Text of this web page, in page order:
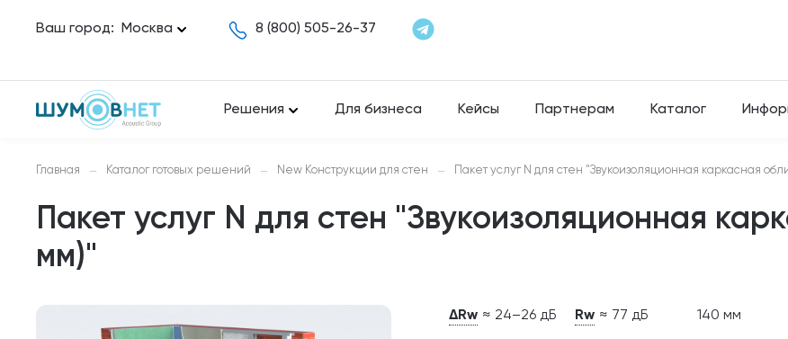
Ваш город: Москва 8 (800) 505-26-37
Решения Для бизнеса Кейсы Партнерам Каталог
Главная — Каталог готовых решений — New Конструкции для стен — Пакет услуг N для стен "Звукоизоляционная каркасная
Пакет услуг N для стен "Звукоизоляционная
мм)"
ΔRw ≈ 24–26 дБ Rw ≈ 77 дБ 140 мм